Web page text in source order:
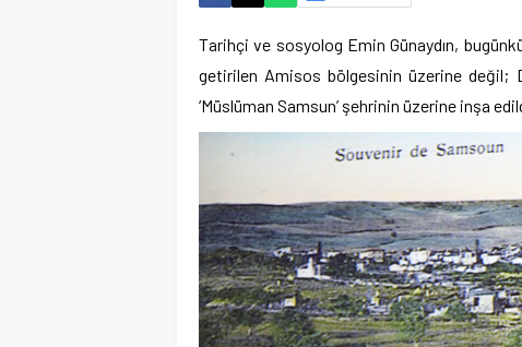
Tarihçi ve sosyolog Emin Günaydın,
getirilen Amisos bölgesinin üzerine değil;
‘Müslüman Samsun’ şehrinin üzerine inşa